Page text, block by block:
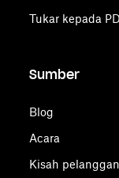
Tukar kepada
Sumber
Blog
Acara
Kisah pelanggan